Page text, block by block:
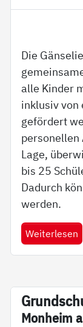
Die
alle Kinder
inklusiv von
gefördert
personellen
Lage,
bis 25
Dadurch
werden.
Weiterlesen
Mon­heim